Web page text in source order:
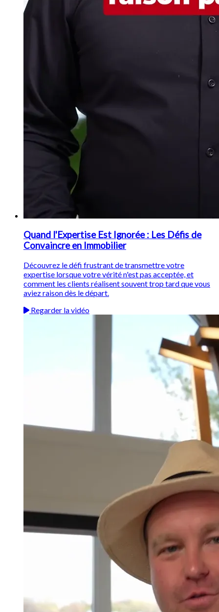
Quand l'Expertise Est Ignorée : Les Défis de
Convaincre en Immobilier
Découvrez le défi frustrant de transmettre votre
expertise lorsque votre vérité n'est pas acceptée, et
comment les clients réalisent souvent trop tard que vous
aviez raison dès le départ.
Regarder la vidéo